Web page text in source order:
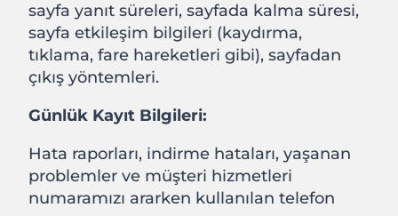
sayfa yanıt süreleri, sayfada kalma süresi,
sayfa etkileşim bilgileri (kaydırma,
tıklama, fare hareketleri gibi), sayfadan
çıkış yöntemleri.
Günlük Kayıt Bilgileri:
Hata raporları, indirme hataları, yaşanan
problemler ve müşteri hizmetleri
numaramızı ararken kullanılan telefon